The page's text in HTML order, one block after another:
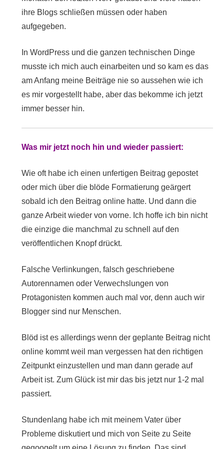
ihre Blogs schließen müssen oder haben
aufgegeben.
In WordPress und die ganzen technischen Dinge
musste ich mich auch einarbeiten und so kam es das
am Anfang meine Beiträge nie so aussehen wie ich
es mir vorgestellt habe, aber das bekomme ich jetzt
immer besser hin.
Was mir jetzt noch hin und wieder passiert:
Wie oft habe ich einen unfertigen Beitrag gepostet
oder mich über die blöde Formatierung geärgert
sobald ich den Beitrag online hatte. Und dann die
ganze Arbeit wieder von vorne. Ich hoffe ich bin nicht
die einzige die manchmal zu schnell auf den
veröffentlichen Knopf drückt.
Falsche Verlinkungen, falsch geschriebene
Autorennamen oder Verwechslungen von
Protagonisten kommen auch mal vor, denn auch wir
Blogger sind nur Menschen.
Blöd ist es allerdings wenn der geplante Beitrag nicht
online kommt weil man vergessen hat den richtigen
Zeitpunkt einzustellen und man dann gerade auf
Arbeit ist. Zum Glück ist mir das bis jetzt nur 1-2 mal
passiert.
Stundenlang habe ich mit meinem Vater über
Probleme diskutiert und mich von Seite zu Seite